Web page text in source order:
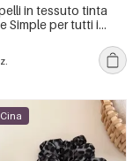
in tessuto tinta
Simple per tutti i